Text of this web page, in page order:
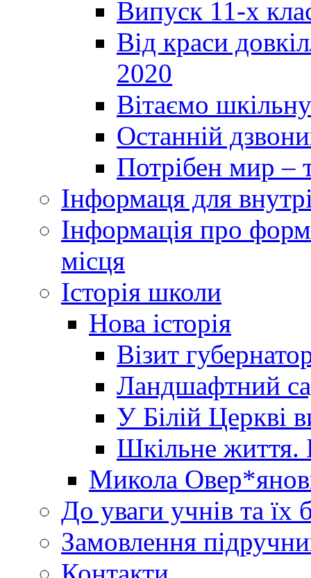
Випуск 11-х
Від краси
2020
Вітаємо
Останній
Потрібен мир –
Інформаця для
Інформація про
місця
Історія школи
Нова історія
Візит
Ландшафтний
У Білій Церкві
Шкільне життя.
Микола
До уваги учнів та їх
Замовлення